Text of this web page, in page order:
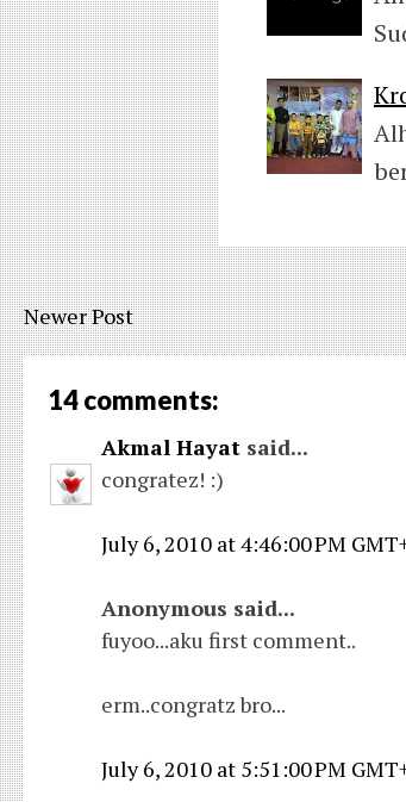
Newer Post
14 comments:
Akmal Hayat said...
congratez! :)
July 6, 2010 at 4:46:00 PM
Anonymous said...
fuyoo...aku first comment..
erm..congratz bro...
July 6, 2010 at 5:51:00 PM